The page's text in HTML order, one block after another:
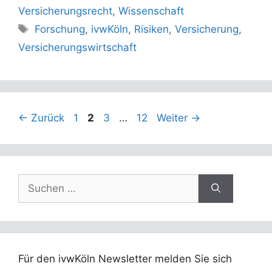
Versicherungsrecht, Wissenschaft
Schlagwörter
Forschung, ivwKöln, Risiken,Versicherung,
Versicherungswirtschaft
← Zurück Seite
1 Seite
2 Seite
3 … Seite
12 Weiter →
Suchen
nach:
Für den ivwKöln Newsletter melden Sie sich